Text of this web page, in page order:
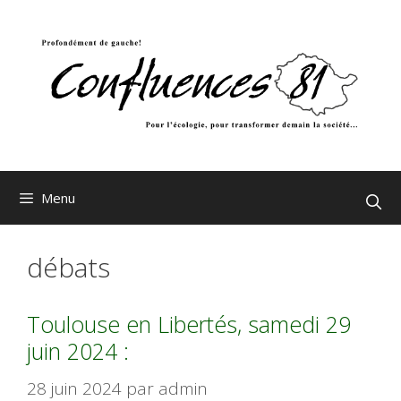
Menu
débats
Toulouse en Libertés, samedi 29
juin 2024 :
28 juin 2024 par admin